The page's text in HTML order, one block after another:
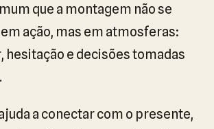
que a montagem não se
ação, mas em atmosferas:
hesitação e decisões tomadas
a conectar com o presente,